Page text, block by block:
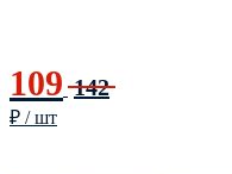
109 142
₽ / шт